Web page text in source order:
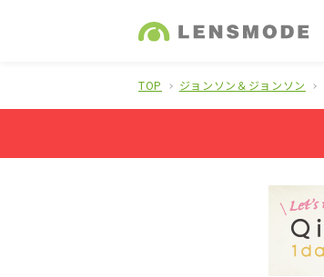
TOP ジョンソン＆ジョンソン